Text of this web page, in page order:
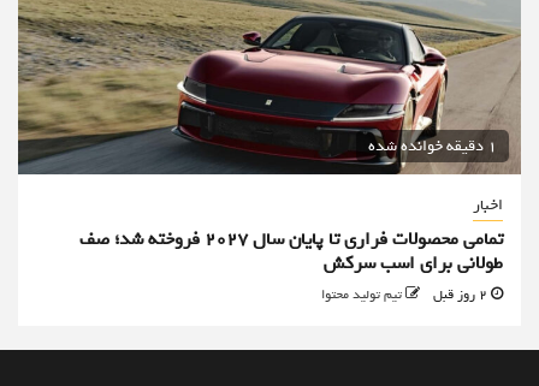
1 دقیقه خوانده شده
اخبار
تمامی محصولات فراری تا پایان سال ۲۰۲۷ فروخته شد؛ صف
طولانی برای اسب سرکش
تیم تولید محتوا